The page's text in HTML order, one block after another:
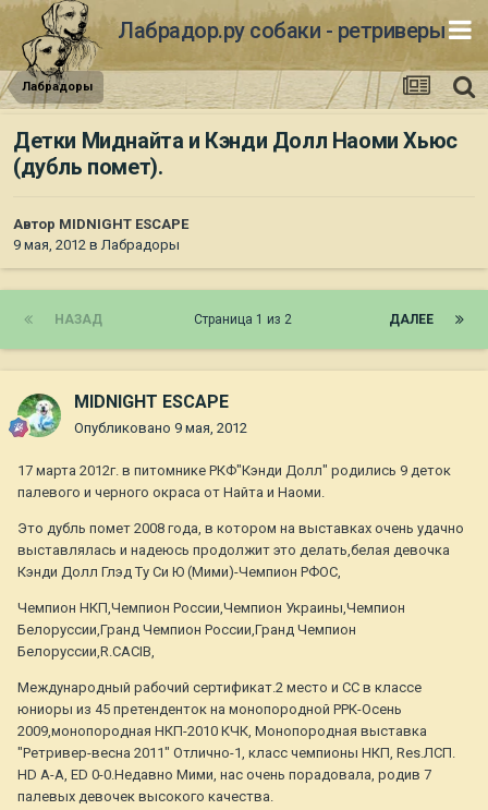
Лабрадор.ру собаки - ретриверы
Лабрадоры
Детки Миднайта и Кэнди Долл Наоми Хьюс
(дубль помет).
Автор MIDNIGHT ESCAPE
9 мая, 2012 вЛабрадоры
НАЗАД ДАЛЕЕ
Страница 1 из 2
MIDNIGHT ESCAPE
Опубликовано 9 мая, 2012
17 марта 2012г. в питомнике РКФ"Кэнди Долл" родились 9 деток
палевого и черного окраса от Найта и Наоми.
Это дубль помет 2008 года, в котором на выставках очень удачно
выставлялась и надеюсь продолжит это делать,белая девочка
Кэнди Долл Глэд Ту Си Ю (Мими)-Чемпион РФОС,
Чемпион НКП,Чемпион России,Чемпион Украины,Чемпион
Белоруссии,Гранд Чемпион России,Гранд Чемпион
Белоруссии,R.CACIB,
Международный рабочий сертификат.2 место и СС в классе
юниоры из 45 претенденток на монопородной РРК-Осень
2009,монопородная НКП-2010 КЧК, Монопородная выставка
"Ретривер-весна 2011" Отлично-1, класс чемпионы НКП, Res.ЛСП.
HD A-A, ED 0-0.Недавно Мими, нас очень порадовала, родив 7
палевых девочек высокого качества.